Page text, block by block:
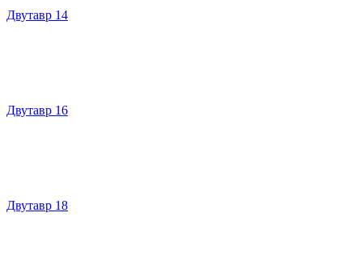
Двутавр 14
Двутавр 16
Двутавр 18